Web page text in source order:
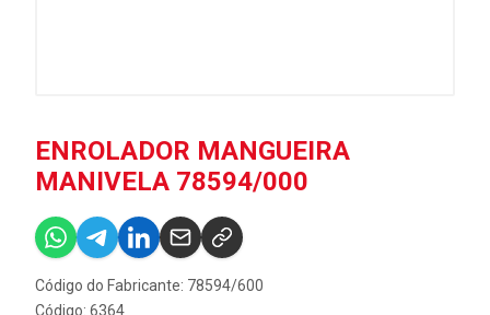
ENROLADOR MANGUEIRA
MANIVELA 78594/000
Código do Fabricante: 78594/600
Código: 6364